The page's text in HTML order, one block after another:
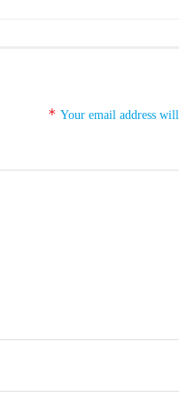
Your email address
*